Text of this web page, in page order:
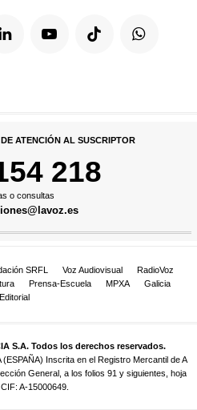
ATENCIÓN AL SUSCRIPTOR
218
o consultas
SRFL Voz Audiovisual
RadioVoz
Prensa-Escuela MPXA
Galicia
Editorial
S.A. Todos los derechos reservados.
Inscrita en el Registro Mercantil de A
General, a los folios 91 y siguientes, hoja
A-15000649.